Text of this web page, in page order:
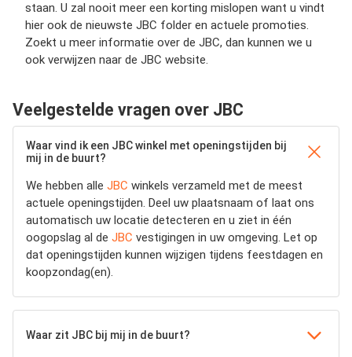
staan. U zal nooit meer een korting mislopen want u vindt
hier ook de nieuwste JBC folder en actuele promoties.
Zoekt u meer informatie over de JBC, dan kunnen we u
ook verwijzen naar de JBC website.
Veelgestelde vragen over JBC
Waar vind ik een JBC winkel met openingstijden bij
mij in de buurt?
We hebben alle JBC winkels verzameld met de meest
actuele openingstijden. Deel uw plaatsnaam of laat ons
automatisch uw locatie detecteren en u ziet in één
oogopslag al de JBC vestigingen in uw omgeving. Let op
dat openingstijden kunnen wijzigen tijdens feestdagen en
koopzondag(en).
Waar zit JBC bij mij in de buurt?